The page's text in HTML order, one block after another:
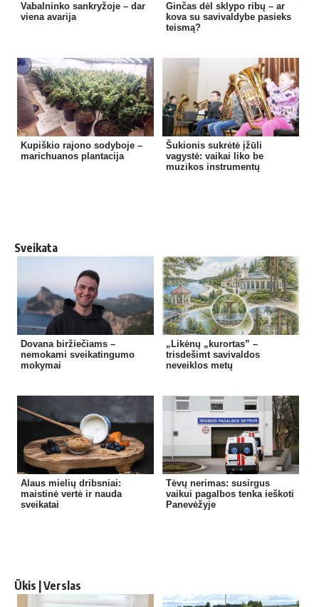
Vabalninko sankryžoje – dar
viena avarija
Ginčas dėl sklypo ribų – ar
kova su savivaldybe pasieks
teismą?
Kupiškio rajono sodyboje –
marichuanos plantacija
Šukionis sukrėtė įžūli
vagystė: vaikai liko be
muzikos instrumentų
Sveikata
Dovana biržiečiams –
nemokami sveikatingumo
mokymai
„Likėnų „kurortas” –
trisdešimt savivaldos
neveiklos metų
Alaus mielių dribsniai:
maistinė vertė ir nauda
sveikatai
Tėvų nerimas: susirgus
vaikui pagalbos tenka ieškoti
Panevėžyje
Ūkis | Verslas